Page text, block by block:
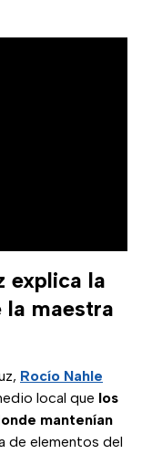
explica la
la maestra
Rocío Nahle
local que los
mantenían
de elementos del